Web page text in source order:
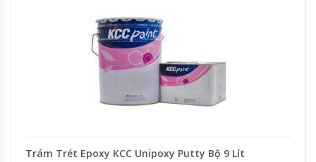
Trám Trét Epoxy KCC Unipoxy Putty Bộ 9 Lít